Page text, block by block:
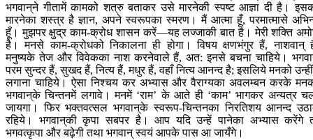
भगवान‍्ने गीतामें कामको शत्रु बताकर उसे मारनेकी स्पष्ट आज्ञा दी है।
मारनेका शस्त्र है ज्ञान, अपने स्वरूपका स्मरण। मैं आत्मा हूँ, परमात्मासे
हूँ। मुझपर क्षुद्र काम-क्रोध शासन करें—यह लज्जाकी बात है। मेरी शक्ति
है। मनसे काम-क्रोधको निकालना ही होगा। विषय क्षणभंगुर हैं, नाशवान्
मनुष्यके तेज और विवेकका नाश करनेवाले हैं, अत: इनसे बचना चाहिये।
परम सुन्दर हैं, सुखद हैं, नित्य हैं, मधुर हैं, वहाँ नित्य आनन्द है; इसलिये मनको
लगाना चाहिये। ऐसा निश्चय कर अभ्यास और वैराग्यका अवलम्बन करके
भगवान‍्के चिन्तनमें लगावे। मनमें ‘राम’ के आते ही ‘काम’ भागकर अन्यत्र
जायगा। फिर भक्तवत्सल भगवान‍्के स्वरूप-चिन्तनका निरतिशय आनन्द
रहिये। भगवान‍्की कृपा सबपर है। आप यदि उन्हें पानेका अभ्यास करेंगे
भगवत्कृपा और बढ़ेगी तथा भगवान् स्वयं आपके पास आ जायँगे।